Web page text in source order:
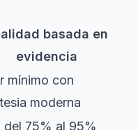
basada en
evidencia
mínimo con
moderna
del 75% al 95%